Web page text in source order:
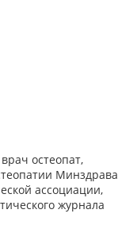
остеопат,
Минздрава
ассоциации,
журнала